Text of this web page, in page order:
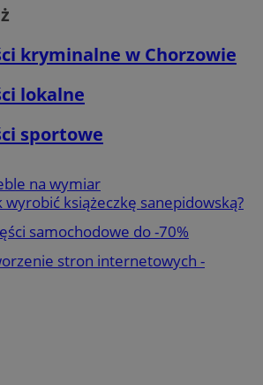
kryminalne w Chorzowie
lokalne
sportowe
na wymiar
wyrobić książeczkę sanepidowską?
samochodowe do -70%
stron internetowych -